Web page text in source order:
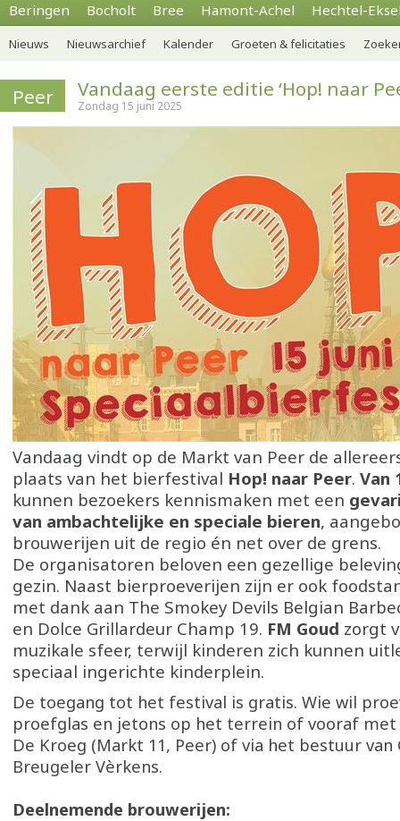
Beringen Bocholt Bree Hamont-Achel Hechtel-
Nieuws Nieuwsarchief Kalender Groeten & felicitaties
Peer Vandaag eerste editie ‘Hop! naar
Zondag 15 juni 2025
Vandaag vindt op de Markt van Peer de
plaats van het bierfestival Hop! naar Peer. Van
kunnen bezoekers kennismaken met een
van ambachtelijke en speciale bieren,
brouwerijen uit de regio én net over de grens.
De organisatoren beloven een gezellige
gezin. Naast bierproeverijen zijn er ook
met dank aan The Smokey Devils Belgian
en Dolce Grillardeur Champ 19. FM Goud zorgt
muzikale sfeer, terwijl kinderen zich kunnen
speciaal ingerichte kinderplein.
De toegang tot het festival is gratis. Wie wil
proefglas en jetons op het terrein of vooraf
De Kroeg (Markt 11, Peer) of via het bestuur van
Breugeler Vèrkens.
Deelnemende brouwerijen: